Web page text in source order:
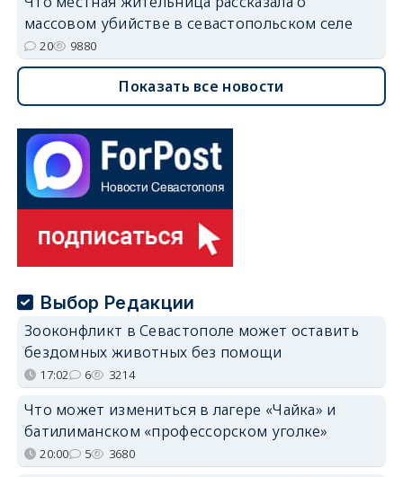
массовом убийстве в севастопольском селе
20 9880
Показать все новости
Выбор Редакции
Зооконфликт в Севастополе может оставить
бездомных животных без помощи
17:02 6 3214
Что может измениться в лагере «Чайка» и
батилиманском «профессорском уголке»
20:00 5 3680